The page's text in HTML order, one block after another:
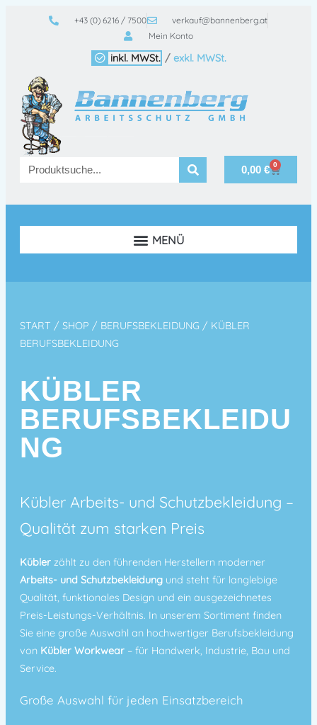
+43 (0) 6216 / 7500
verkauf@bannenberg.at
Mein Konto
inkl. MWSt. / exkl. MWSt.
0,00 € 0
START / SHOP / BERUFSBEKLEIDUNG / KÜBLER
BERUFSBEKLEIDUNG
KÜBLER
BERUFSBEKLEIDU
NG
Kübler Arbeits- und Schutzbekleidung –
Qualität zum starken Preis
Kübler zählt zu den führenden Herstellern moderner
Arbeits- und Schutzbekleidung und steht für langlebige
Qualität, funktionales Design und ein ausgezeichnetes
Preis-Leistungs-Verhältnis. In unserem Sortiment finden
Sie eine große Auswahl an hochwertiger Berufsbekleidung
von Kübler Workwear – für Handwerk, Industrie, Bau und
Service.
Große Auswahl für jeden Einsatzbereich